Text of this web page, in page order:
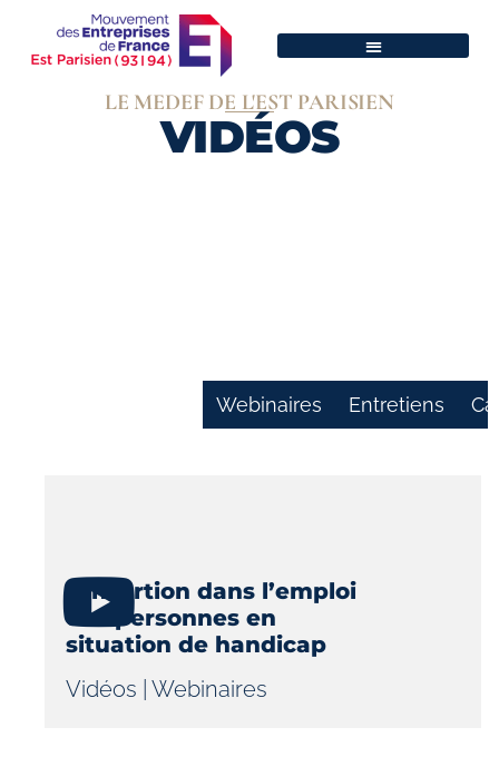
LE MEDEF DE L'EST PARISIEN
VIDÉOS
Webinaires Entretiens
L'insertion dans l’emploi
des personnes en
situation de handicap
Vidéos |Webinaires